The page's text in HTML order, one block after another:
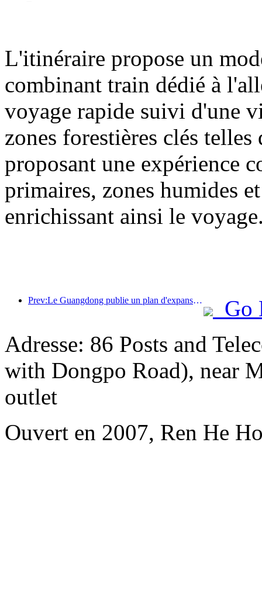
L'itinéraire propose un
combinant train dédié à
voyage rapide suivi d'une
zones forestières clés
proposant une expérience
primaires, zones humides
enrichissant ainsi le
Prev:Le Guangdong publie un plan d'expansion des capacités du secteur des services pour faire de la région de la Grande Baie une destination touristique de classe mondiale.
Go
Adresse: 86 Posts and
with Dongpo Road), near
outlet
Ouvert en 2007, Ren He